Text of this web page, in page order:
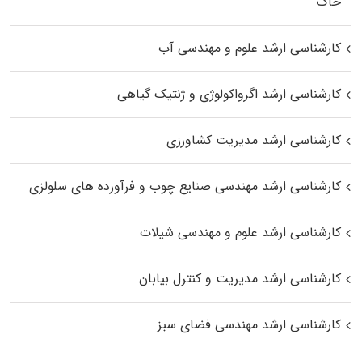
کارشناسی ارشد علوم و مهندسی آب
کارشناسی ارشد اگرواکولوژی و ژنتیک گیاهی
کارشناسی ارشد مدیریت کشاورزی
کارشناسی ارشد مهندسی صنایع چوب و فرآورده‌ های سلولزی
کارشناسی ارشد علوم و مهندسی شیلات
کارشناسی ارشد مدیریت و کنترل بیابان
کارشناسی ارشد مهندسی فضای سبز